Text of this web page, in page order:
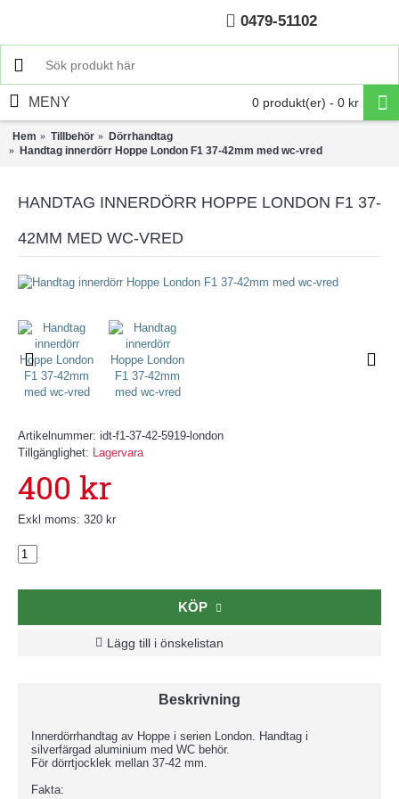
0479-51102
0 produkt(er) - 0 kr
MENY
Hem Tillbehör
Dörrhandtag
Handtag innerdörr Hoppe London F1 37-42mm med wc-vred
HANDTAG INNERDÖRR HOPPE LONDON F1 37-
42MM MED WC-VRED
Artikelnummer: idt-f1-37-42-5919-london
Tillgänglighet: Lagervara
400 kr
Exkl moms: 320 kr
KÖP
Lägg till i önskelistan
Beskrivning
Innerdörrhandtag av Hoppe i serien London. Handtag i
silverfärgad aluminium med WC behör.
För dörrtjocklek mellan 37-42 mm.
Fakta: